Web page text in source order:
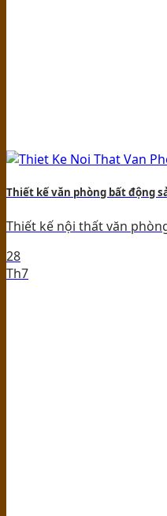
Thiết kế văn phòng bất động
Thiết kế nội thất văn
28
Th7